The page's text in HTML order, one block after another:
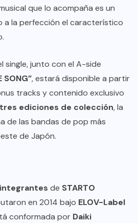
que lo acompaña es un
a la perfección el característico
single, junto con el A-side
SONG”, estará disponible a partir
tracks y contenido exclusivo
tres ediciones de colección, la
de las bandas de pop más
de Japón.
de STARTO
en 2014 bajo ELOV-Label
conformada por Daiki